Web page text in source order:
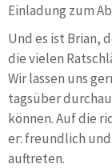
Einladung zum
Und es ist Brian,
die vielen
Wir lassen uns
tagsüber
können. Auf die
er: freundlich
auftreten.